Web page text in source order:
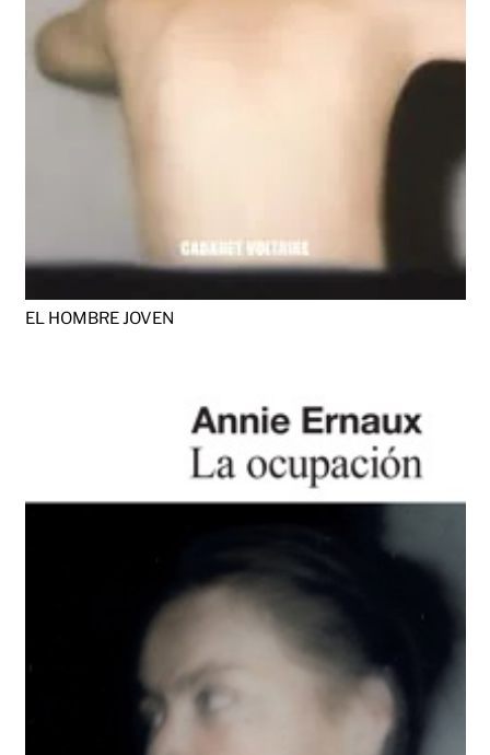
EL HOMBRE JOVEN